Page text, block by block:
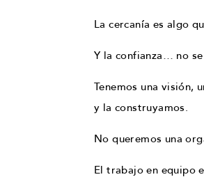
La cercanía es algo
Y la confianza… no
Tenemos una visión,
y la construyamos.
No queremos una
El trabajo en equipo